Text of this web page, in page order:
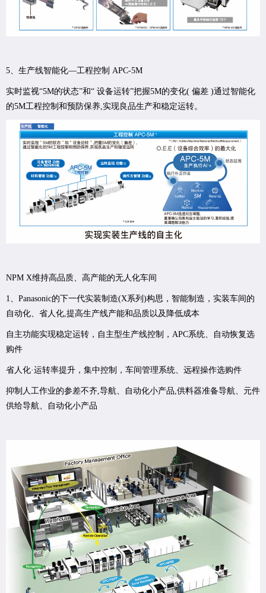
5、生产线智能化—工程控制 APC-5M
实时监视“5M的状态”和“ 设备运转”把握5M的变化( 偏差 )通过智能化
的5M工程控制和预防保养,实现良品生产和稳定运转。
NPM X维持高品质、高产能的无人化车间
1、Panasonic的下一代实装制造(X系列)构思，智能制造，实装车间的
自动化、省人化,提高生产线产能和品质以及降低成本
自主功能实现稳定运转，自主型生产线控制，APC系统、自动恢复选
购件
省人化·运转率提升，集中控制，车间管理系统、远程操作选购件
抑制人工作业的参差不齐,导航、自动化小产品,供料器准备导航、元件
供给导航、自动化小产品